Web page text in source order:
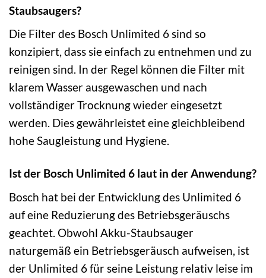
Staubsaugers?
Die Filter des Bosch Unlimited 6 sind so
konzipiert, dass sie einfach zu entnehmen und zu
reinigen sind. In der Regel können die Filter mit
klarem Wasser ausgewaschen und nach
vollständiger Trocknung wieder eingesetzt
werden. Dies gewährleistet eine gleichbleibend
hohe Saugleistung und Hygiene.
Ist der Bosch Unlimited 6 laut in der Anwendung?
Bosch hat bei der Entwicklung des Unlimited 6
auf eine Reduzierung des Betriebsgeräuschs
geachtet. Obwohl Akku-Staubsauger
naturgemäß ein Betriebsgeräusch aufweisen, ist
der Unlimited 6 für seine Leistung relativ leise im